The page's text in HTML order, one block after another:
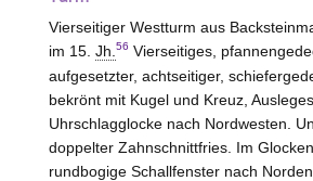
Vierseitiger Westturm aus
im 15. Jh. 56 Vierseitiges,
aufgesetzter, achtseitiger,
bekrönt mit Kugel und Kreuz,
Uhrschlagglocke nach Nordwesten.
doppelter Zahnschnittfries. Im
rundbogige Schallfenster nach